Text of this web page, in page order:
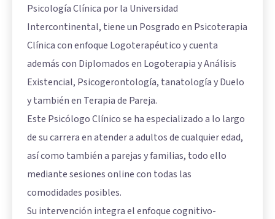
Psicología Clínica por la Universidad
Intercontinental, tiene un Posgrado en Psicoterapia
Clínica con enfoque Logoterapéutico y cuenta
además con Diplomados en Logoterapia y Análisis
Existencial, Psicogerontología, tanatología y Duelo
y también en Terapia de Pareja.
Este Psicólogo Clínico se ha especializado a lo largo
de su carrera en atender a adultos de cualquier edad,
así como también a parejas y familias, todo ello
mediante sesiones online con todas las
comodidades posibles.
Su intervención integra el enfoque cognitivo-